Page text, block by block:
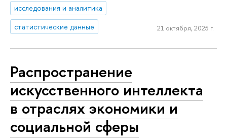
исследования и аналитика
статистические данные
21 октября, 2025 г.
Распространение
искусственного интеллекта
в отраслях экономики и
социальной сферы